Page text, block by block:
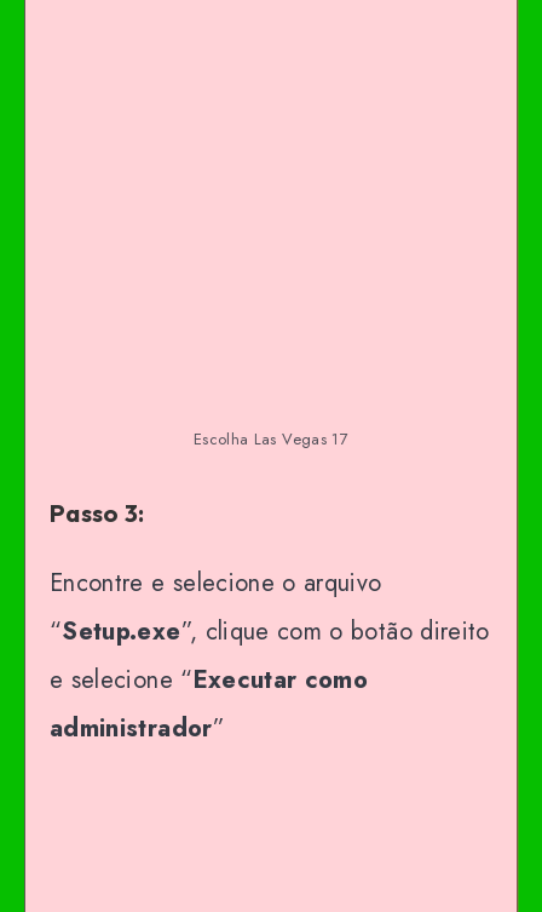
Escolha Las Vegas 17
Passo 3:
Encontre e selecione o arquivo
“Setup.exe”, clique com o botão direito
e selecione “Executar como
administrador”